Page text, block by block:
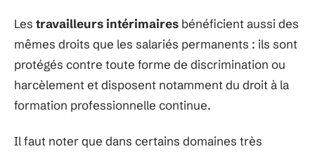
Les travailleurs intérimaires bénéficient aussi des
mêmes droits que les salariés permanents : ils sont
protégés contre toute forme de discrimination ou
harcèlement et disposent notamment du droit à la
formation professionnelle continue.
Il faut noter que dans certains domaines très